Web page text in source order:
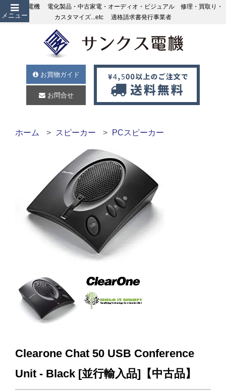
メニュー
サンクス電機 電化製品・中古家電・オーディオ・ビジュアル 修理・買取り・
カスタマイズ...etc 適格請求書発行事業者
お買物ガイド
お問合せ
ホーム スピーカー PCスピーカー
Clearone Chat 50 USB Conference
Unit - Black [並行輸入品]【中古品】